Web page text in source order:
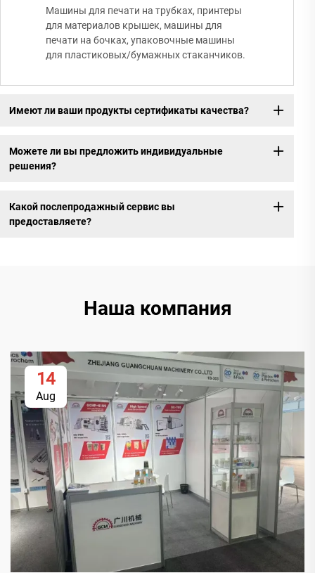
Машины для печати на трубках, принтеры
для материалов крышек, машины для
печати на бочках, упаковочные машины
для пластиковых/бумажных стаканчиков.
Имеют ли ваши продукты сертификаты качества?
Можете ли вы предложить индивидуальные
решения?
Какой послепродажный сервис вы
предоставляете?
Наша компания
14
Aug